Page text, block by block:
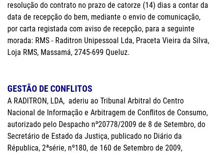
resolução do contrato no prazo de catorze (14) dias a contar da
data de recepção do bem, mediante o envio de comunicação,
por carta registada com aviso de recepção, para a seguinte
morada: RMS - Raditron Unipessoal Lda, Praceta Vieira da Silva,
Loja RMS, Massamá, 2745-699 Queluz.
GESTÃO DE CONFLITOS
A RADITRON, LDA, aderiu ao Tribunal Arbitral do Centro
Nacional de Informação e Arbitragem de Conflitos de Consumo,
autorizado pelo Despacho nº20778/2009 de 8 de Setembro, do
Secretário de Estado da Justiça, publicado no Diário da
Républica, 2ªsérie, nº180, de 160 de Setembro de 2009,